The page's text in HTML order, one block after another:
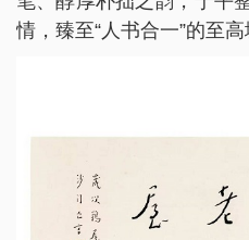
情，臻至“人书合一”的至高